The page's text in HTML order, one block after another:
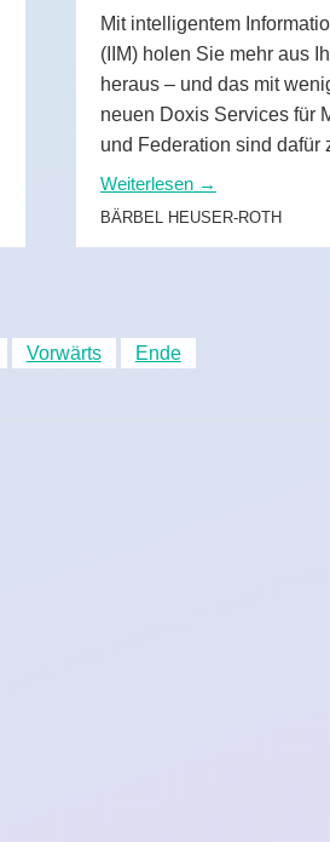
Mit intelligentem
(IIM) holen Sie mehr aus
heraus – und das mit
neuen Doxis Services für
und Federation sind dafür
Meilensteine: Sie
hinweg den Zugang zu
Weiterlesen →
BÄRBEL HEUSER-ROTH
Vorwärts Ende